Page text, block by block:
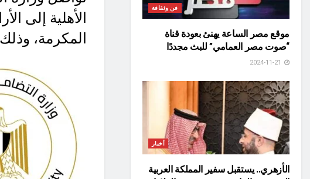
الأهلية إلى
المكرمة،
فن وثقافة
موقع مصر الساعة يهنئ بعودة قناة
“صوت مصر العمامي” للبث مجددًا
أخبار
الأزهري.. يستقبل سفير المملكة العربية